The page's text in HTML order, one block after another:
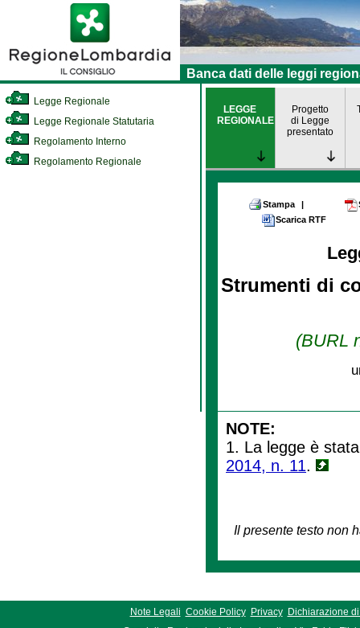
Banca dati delle leggi
Legge Regionale
Legge Regionale Statutaria
Regolamento Interno
Regolamento Regionale
LEGGE
REGIONALE
Progetto
di Legge
presentato
Stampa |
Scarica RTF
Strumenti di
(BURL
NOTE:
1. La legge è
2014, n. 11.
Il presente testo non
Note Legali Cookie Policy Privacy Dichiarazione